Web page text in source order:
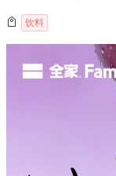
饮料